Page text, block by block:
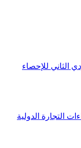
الثاني للإحصاء
التجارة الدولية